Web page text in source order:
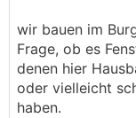
wir bauen im
Frage, ob es
denen hier
oder vielleicht
haben.